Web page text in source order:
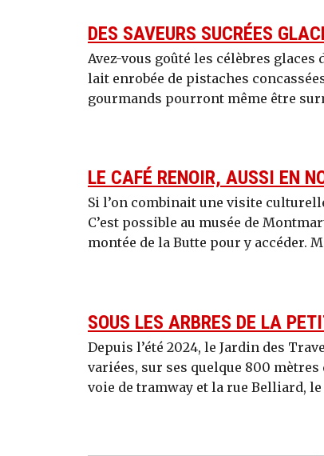
DES SAVEURS SUCRÉES
Avez-vous goûté les célèbres
lait enrobée de pistaches
gourmands pourront même être
LE CAFÉ RENOIR, AUSSI EN
Si l’on combinait une visite
C’est possible au musée de
montée de la Butte pour y accéder.
SOUS LES ARBRES DE LA
Depuis l’été 2024, le Jardin des
variées, sur ses quelque 800
voie de tramway et la rue Belliard,